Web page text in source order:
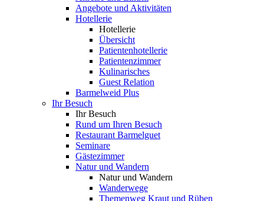
Angebote und Aktivitäten
Hotellerie
Hotellerie
Übersicht
Patientenhotellerie
Patientenzimmer
Kulinarisches
Guest Relation
Barmelweid Plus
Ihr Besuch
Ihr Besuch
Rund um Ihren Besuch
Restaurant Barmelguet
Seminare
Gästezimmer
Natur und Wandern
Natur und Wandern
Wanderwege
Themenweg Kraut und Rüben